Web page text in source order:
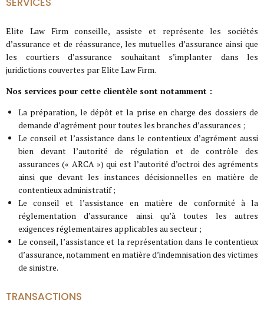
Elite Law Firm conseille, assiste et représente les sociétés
d’assurance et de réassurance, les mutuelles d’assurance ainsi que
les courtiers d’assurance souhaitant s’implanter dans les
juridictions couvertes par Elite Law Firm.
Nos services pour cette clientèle sont notamment :
La préparation, le dépôt et la prise en charge des dossiers de
demande d’agrément pour toutes les branches d’assurances ;
Le conseil et l’assistance dans le contentieux d’agrément aussi
bien devant l’autorité de régulation et de contrôle des
assurances (« ARCA ») qui est l’autorité d’octroi des agréments
ainsi que devant les instances décisionnelles en matière de
contentieux administratif ;
Le conseil et l’assistance en matière de conformité à la
réglementation d’assurance ainsi qu’à toutes les autres
exigences réglementaires applicables au secteur ;
Le conseil, l’assistance et la représentation dans le contentieux
d’assurance, notamment en matière d’indemnisation des victimes
de sinistre.
TRANSACTIONS